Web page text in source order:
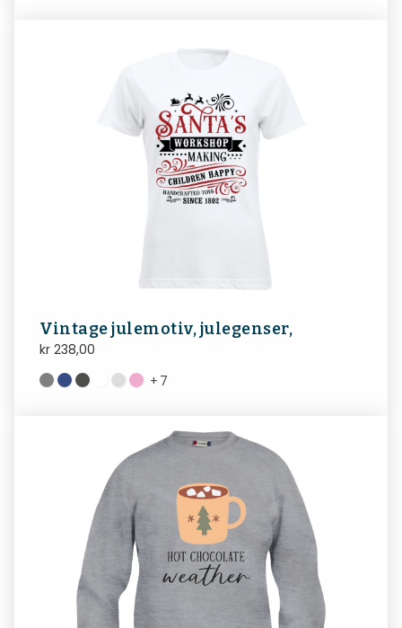
Vintage julemotiv, julegenser,
kr 238,00
+ 7